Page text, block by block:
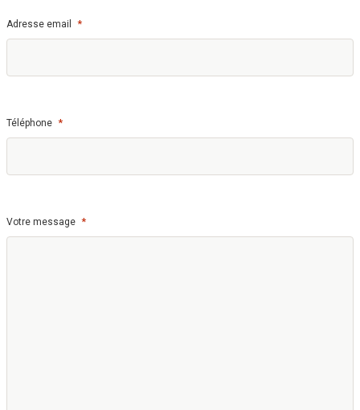
Adresse email *
Téléphone *
Votre message *